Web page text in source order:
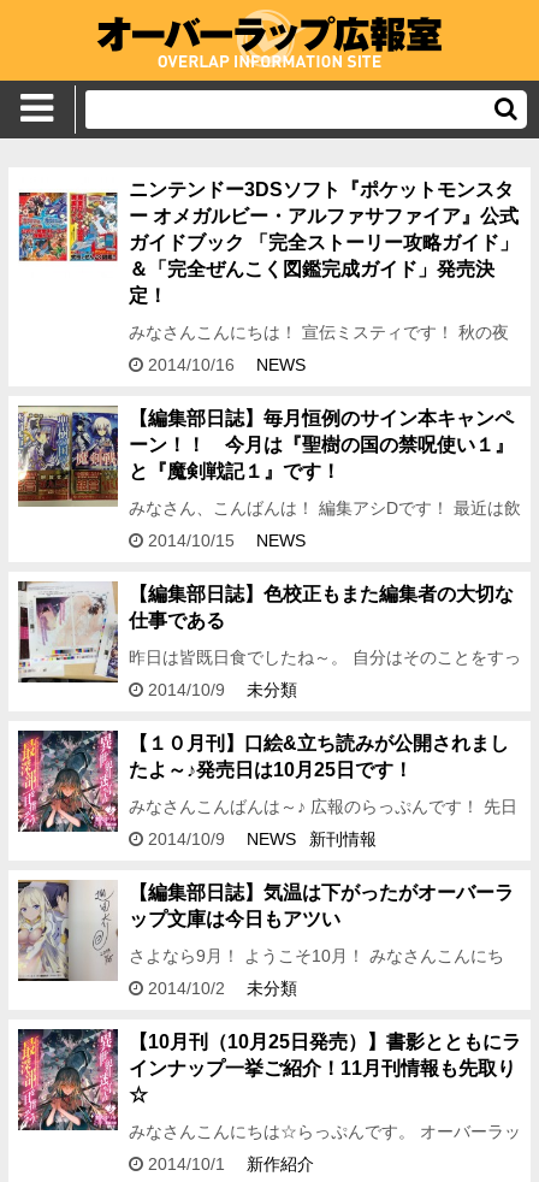
ニンテンドー3DSソフト『ポケットモンスタ
ー オメガルビー・アルファサファイア』公式
ガイドブック 「完全ストーリー攻略ガイド」
＆「完全ぜんこく図鑑完成ガイド」発売決
定！
みなさんこんにちは！ 宣伝ミスティです！ 秋の夜
長は読書もいいけど、ゲームもはかどっちゃうんで
ンドー3DSソフ…
2014/10/16 NEWS
【編集部日誌】毎月恒例のサイン本キャンペ
ーン！！ 今月は『聖樹の国の禁呪使い１』
と『魔剣戦記１』です！
みなさん、こんばんは！ 編集アシDです！ 最近は飲
むヨーグルト系の商品にハマっておりまして今日の
はほとんど…
2014/10/15 NEWS
【編集部日誌】色校正もまた編集者の大切な
仕事である
昨日は皆既日食でしたね～。 自分はそのことをすっ
かり忘れていて、駅のホームに降りたときに思い出
う！ 俺も月が隠れる…
2014/10/9 未分類
【１０月刊】口絵&立ち読みが公開されまし
たよ～♪発売日は10月25日です！
みなさんこんばんは～♪ 広報のらっぷんです！ 先日
に引き続き、またしても台風が接近中とのことなの
負けずに頑張っ…
2014/10/9 NEWS 新刊情報
【編集部日誌】気温は下がったがオーバーラ
ップ文庫は今日もアツい
さよなら9月！ ようこそ10月！ みなさんこんにち
は、編集アシDです。 日の落ちる時間が早まってい
り変わって…
2014/10/2 未分類
【10月刊（10月25日発売）】書影とともにラ
インナップ一挙ご紹介！11月刊情報も先取り
☆
みなさんこんにちは☆らっぷんです。 オーバーラッ
プはコミックマーケット８７の出展が決まりました
2014/10/1 新作紹介